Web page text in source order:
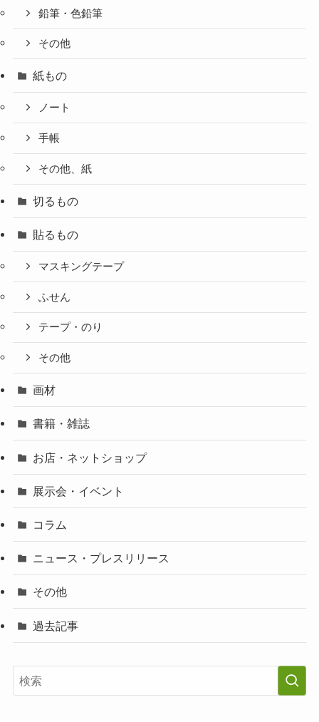
鉛筆・色鉛筆
その他
紙もの
ノート
手帳
その他、紙
切るもの
貼るもの
マスキングテープ
ふせん
テープ・のり
その他
画材
書籍・雑誌
お店・ネットショップ
展示会・イベント
コラム
ニュース・プレスリリース
その他
過去記事